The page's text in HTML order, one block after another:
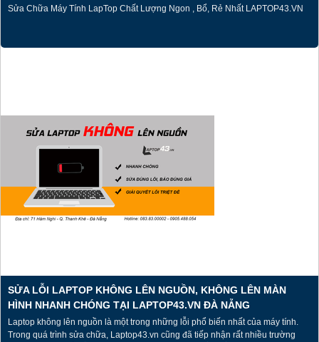
Sửa Chữa Máy Tính LapTop Chất Lượng Ngon , Bổ, Rẻ Nhất LAPTOP43.VN
SỬA LỖI LAPTOP KHÔNG LÊN NGUỒN, KHÔNG LÊN MÀN
HÌNH NHANH CHÓNG TẠI LAPTOP43.VN ĐÀ NẴNG
Laptop không lên nguồn là một trong những lỗi phổ biến nhất của máy tính.
Trong quá trình sửa chữa, Laptop43.vn cũng đã tiếp nhận rất nhiều trường